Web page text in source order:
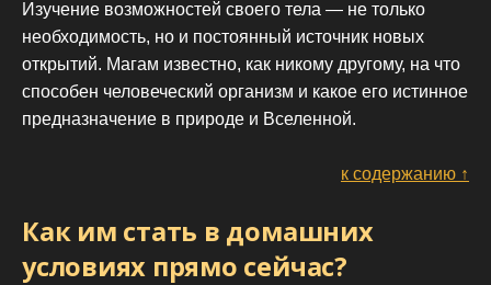
Изучение возможностей своего тела — не только
необходимость, но и постоянный источник новых
открытий. Магам известно, как никому другому, на что
способен человеческий организм и какое его истинное
предназначение в природе и Вселенной.
к содержанию ↑
Как им стать в домашних
условиях прямо сейчас?